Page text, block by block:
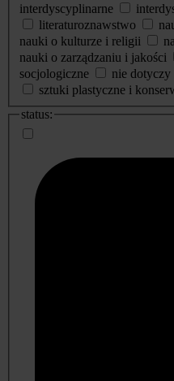
interdyscyplinarne
literaturoznawstwo
nauki o kulturze i religii
nauki o zarządzaniu i jakości
socjologiczne
nie dotyczy
sztuki plastyczne i
status: